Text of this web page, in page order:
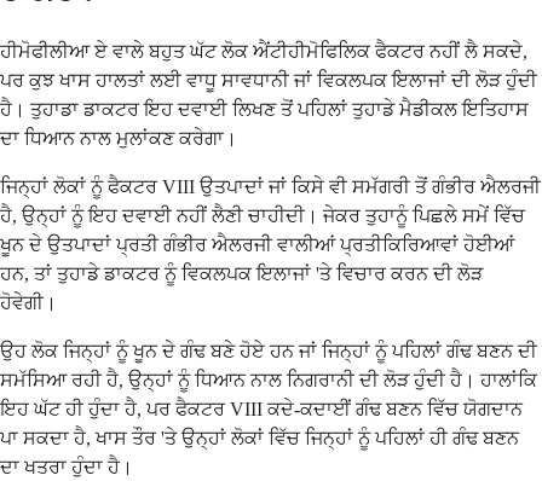
ਹੀਮੋਫੀਲੀਆ ਏ ਵਾਲੇ ਬਹੁਤ ਘੱਟ ਲੋਕ ਐਂਟੀਹੀਮੋਫਿਲਿਕ ਫੈਕਟਰ ਨਹੀਂ ਲੈ ਸਕਦੇ,
ਪਰ ਕੁਝ ਖਾਸ ਹਾਲਤਾਂ ਲਈ ਵਾਧੂ ਸਾਵਧਾਨੀ ਜਾਂ ਵਿਕਲਪਕ ਇਲਾਜਾਂ ਦੀ ਲੋੜ ਹੁੰਦੀ
ਹੈ। ਤੁਹਾਡਾ ਡਾਕਟਰ ਇਹ ਦਵਾਈ ਲਿਖਣ ਤੋਂ ਪਹਿਲਾਂ ਤੁਹਾਡੇ ਮੈਡੀਕਲ ਇਤਿਹਾਸ
ਦਾ ਧਿਆਨ ਨਾਲ ਮੁਲਾਂਕਣ ਕਰੇਗਾ।
ਜਿਨ੍ਹਾਂ ਲੋਕਾਂ ਨੂੰ ਫੈਕਟਰ VIII ਉਤਪਾਦਾਂ ਜਾਂ ਕਿਸੇ ਵੀ ਸਮੱਗਰੀ ਤੋਂ ਗੰਭੀਰ ਐਲਰਜੀ
ਹੈ, ਉਨ੍ਹਾਂ ਨੂੰ ਇਹ ਦਵਾਈ ਨਹੀਂ ਲੈਣੀ ਚਾਹੀਦੀ। ਜੇਕਰ ਤੁਹਾਨੂੰ ਪਿਛਲੇ ਸਮੇਂ ਵਿੱਚ
ਖੂਨ ਦੇ ਉਤਪਾਦਾਂ ਪ੍ਰਤੀ ਗੰਭੀਰ ਐਲਰਜੀ ਵਾਲੀਆਂ ਪ੍ਰਤੀਕਿਰਿਆਵਾਂ ਹੋਈਆਂ
ਹਨ, ਤਾਂ ਤੁਹਾਡੇ ਡਾਕਟਰ ਨੂੰ ਵਿਕਲਪਕ ਇਲਾਜਾਂ 'ਤੇ ਵਿਚਾਰ ਕਰਨ ਦੀ ਲੋੜ
ਹੋਵੇਗੀ।
ਉਹ ਲੋਕ ਜਿਨ੍ਹਾਂ ਨੂੰ ਖੂਨ ਦੇ ਗੰਢ ਬਣੇ ਹੋਏ ਹਨ ਜਾਂ ਜਿਨ੍ਹਾਂ ਨੂੰ ਪਹਿਲਾਂ ਗੰਢ ਬਣਨ ਦੀ
ਸਮੱਸਿਆ ਰਹੀ ਹੈ, ਉਨ੍ਹਾਂ ਨੂੰ ਧਿਆਨ ਨਾਲ ਨਿਗਰਾਨੀ ਦੀ ਲੋੜ ਹੁੰਦੀ ਹੈ। ਹਾਲਾਂਕਿ
ਇਹ ਘੱਟ ਹੀ ਹੁੰਦਾ ਹੈ, ਪਰ ਫੈਕਟਰ VIII ਕਦੇ-ਕਦਾਈਂ ਗੰਢ ਬਣਨ ਵਿੱਚ ਯੋਗਦਾਨ
ਪਾ ਸਕਦਾ ਹੈ, ਖਾਸ ਤੌਰ 'ਤੇ ਉਨ੍ਹਾਂ ਲੋਕਾਂ ਵਿੱਚ ਜਿਨ੍ਹਾਂ ਨੂੰ ਪਹਿਲਾਂ ਹੀ ਗੰਢ ਬਣਨ
ਦਾ ਖਤਰਾ ਹੁੰਦਾ ਹੈ।